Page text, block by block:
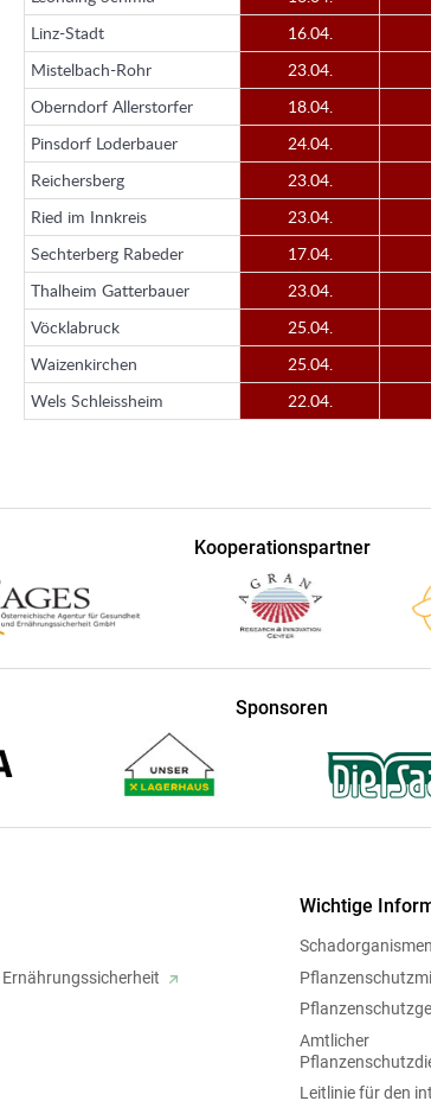
Linz-Stadt
16.04.
Mistelbach-Rohr
23.04.
Oberndorf Allerstorfer
18.04.
Pinsdorf Loderbauer
24.04.
Reichersberg
23.04.
Ried im Innkreis
23.04.
Sechterberg Rabeder
17.04.
Thalheim Gatterbauer
23.04.
Vöcklabruck
25.04.
Waizenkirchen
25.04.
Wels Schleissheim
22.04.
Kooperationspartner
Sponsoren
Wichtige
Schadorganismen
Amtlicher
Leitlinie für den